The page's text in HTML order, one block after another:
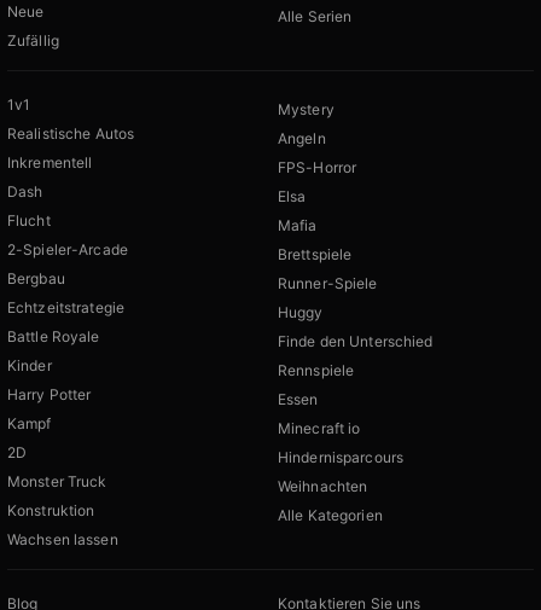
Neue
Zufällig
Alle Serien
1v1
Realistische Autos
Inkrementell
Dash
Flucht
2-Spieler-Arcade
Bergbau
Echtzeitstrategie
Battle Royale
Kinder
Harry Potter
Kampf
2D
Monster Truck
Konstruktion
Wachsen lassen
Mystery
Angeln
FPS-Horror
Elsa
Mafia
Brettspiele
Runner-Spiele
Huggy
Finde den Unterschied
Rennspiele
Essen
Minecraft io
Hindernisparcours
Weihnachten
Alle Kategorien
Blog Kontaktieren Sie uns